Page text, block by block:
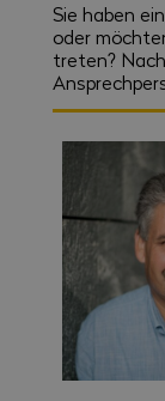
Sie haben
oder
treten?